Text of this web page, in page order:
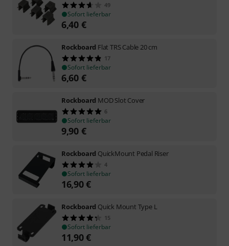
49
Sofort lieferbar
6,40 €
Rockboard Flat TRS Cable 20 cm
17
Sofort lieferbar
6,60 €
Rockboard MOD Slot Cover
6
Sofort lieferbar
9,90 €
Rockboard QuickMount Pedal Riser
4
Sofort lieferbar
16,90€
Rockboard Quick Mount Type L
15
Sofort lieferbar
11,90€